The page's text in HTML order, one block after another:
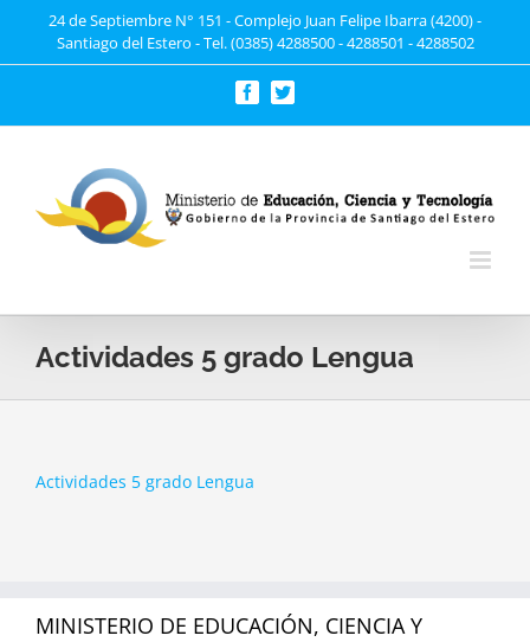
24 de Septiembre N° 151 - Complejo Juan Felipe Ibarra (4200) -
Santiago del Estero - Tel. (0385) 4288500 - 4288501 - 4288502
FacebookTwitter
Actividades 5 grado Lengua
Actividades 5 grado Lengua
MINISTERIO DE EDUCACIÓN, CIENCIA Y